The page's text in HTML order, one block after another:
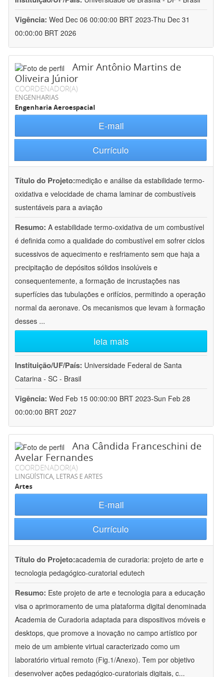
Vigência: Wed Dec 06 00:00:00 BRT 2023-Thu Dec 31
00:00:00 BRT 2026
Amir Antônio Martins de
Oliveira Júnior
COORDENADOR(A)
ENGENHARIAS
Engenharia Aeroespacial
E-mail
Currículo
Título do Projeto:medição e análise da estabilidade termo-
oxidativa e velocidade de chama laminar de combustíveis
sustentáveis para a aviação
Resumo: A estabilidade termo-oxidativa de um combustível
é definida como a qualidade do combustível em sofrer ciclos
sucessivos de aquecimento e resfriamento sem que haja a
precipitação de depósitos sólidos insolúveis e
consequentemente, a formação de incrustações nas
superfícies das tubulações e orifícios, permitindo a operação
normal da aeronave. Os mecanismos que levam à formação
desses ...
leia mais
Instituição/UF/País: Universidade Federal de Santa
Catarina - SC - Brasil
Vigência: Wed Feb 15 00:00:00 BRT 2023-Sun Feb 28
00:00:00 BRT 2027
Ana Cândida Franceschini de
Avelar Fernandes
COORDENADOR(A)
LINGÜÍSTICA, LETRAS E ARTES
Artes
E-mail
Currículo
Título do Projeto:academia de curadoria: projeto de arte e
tecnologia pedagógico-curatorial edutech
Resumo: Este projeto de arte e tecnologia para a educação
visa o aprimoramento de uma plataforma digital denominada
Academia de Curadoria adaptada para dispositivos móveis e
desktops, que promove a inovação no campo artístico por
meio de um ambiente virtual caracterizado como um
laboratório virtual remoto (Fig.1/Anexo). Tem por objetivo
desenvolver ações pedagógico-curatoriais digitais, c...